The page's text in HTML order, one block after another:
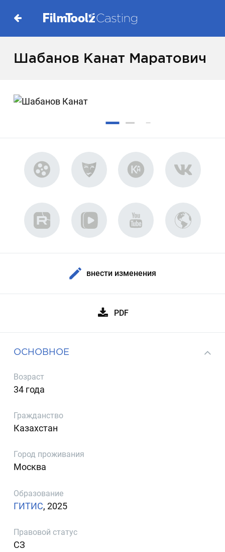
Шабанов Канат Маратович
внести изменения
PDF
ОСНОВНОЕ
Возраст
34 года
Гражданство
Казахстан
Город проживания
Москва
Образование
ГИТИС, 2025
Правовой статус
СЗ